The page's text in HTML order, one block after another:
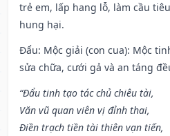
trẻ em, lấp hang lỗ, làm cầu
hung hại.
Đẩu: Mộc giải (con cua): Mộc
sửa chữa, cưới gả và an táng
“Đẩu tinh tạo tác chủ chiêu tài,
Văn vũ quan viên vị đỉnh thai,
Điền trạch tiền tài thiên vạn tiến,